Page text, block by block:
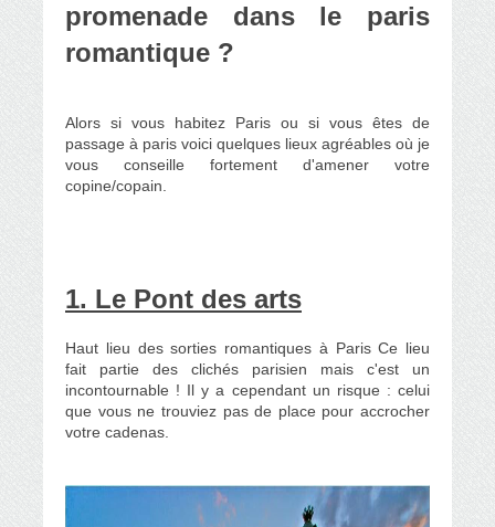
promenade dans le paris
romantique ?
Alors si vous habitez Paris ou si vous êtes de
passage à paris voici quelques lieux agréables où je
vous conseille fortement d'amener votre
copine/copain.
1. Le Pont des arts
Haut lieu dessorties romantiques à ParisCe lieu
fait partie des clichés parisien mais c'est un
incontournable ! Il y a cependant un risque : celui
que vous ne trouviez pas de place pour accrocher
votre cadenas.